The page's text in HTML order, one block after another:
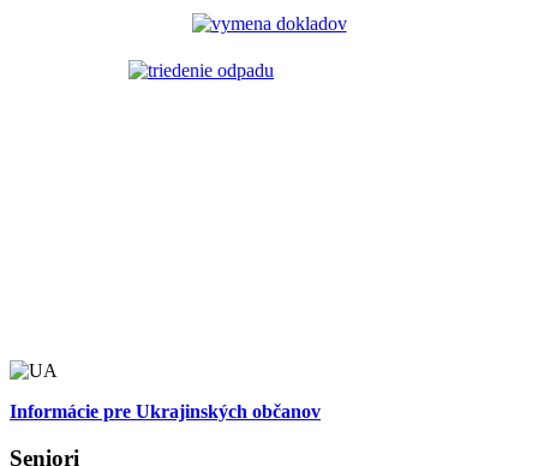
Informácie pre Ukrajinských občanov
Seniori